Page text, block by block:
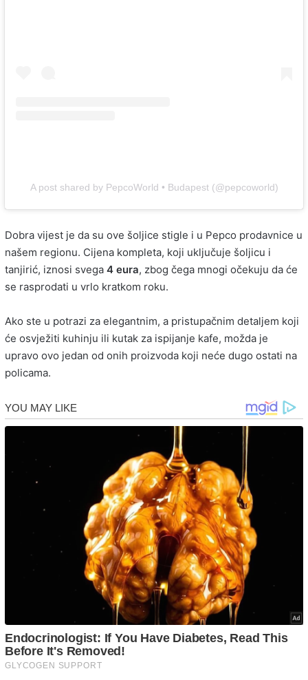
A post shared by PepcoWorld • Budapest (@pepcoworld)
Dobra vijest je da su ove šoljice stigle i u Pepco prodavnice u
našem regionu. Cijena kompleta, koji uključuje šoljicu i
tanjirić, iznosi svega 4 eura, zbog čega mnogi očekuju da će
se rasprodati u vrlo kratkom roku.
Ako ste u potrazi za elegantnim, a pristupačnim detaljem koji
će osvježiti kuhinju ili kutak za ispijanje kafe, možda je
upravo ovo jedan od onih proizvoda koji neće dugo ostati na
policama.